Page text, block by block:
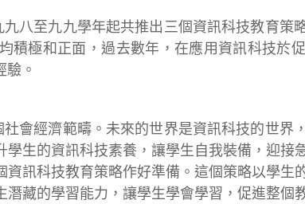
至九九學年起共推出三個資訊科技教育策
積極和正面，過去數年，在應用資訊科技於
。
經濟範疇。未來的世界是資訊科技的世界
生的資訊科技素養，讓學生自我裝備，迎接
訊科技教育策略作好準備。這個策略以學生
藏的學習能力，讓學生學會學習，促進整個